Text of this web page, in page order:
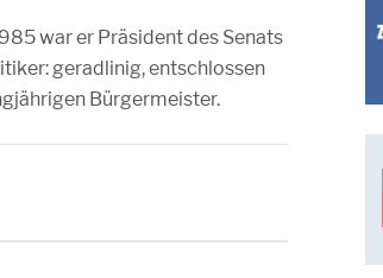
war er Präsident des Senats
geradlinig, entschlossen
Bürgermeister.